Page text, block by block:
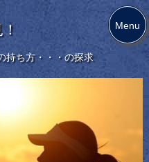
持ち方・・・の探求
Menu